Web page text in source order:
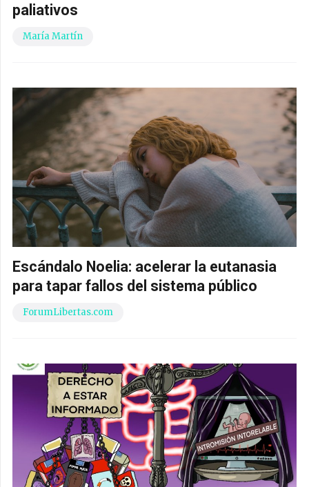
paliativos
María Martín
Escándalo Noelia: acelerar la eutanasia
para tapar fallos del sistema público
ForumLibertas.com